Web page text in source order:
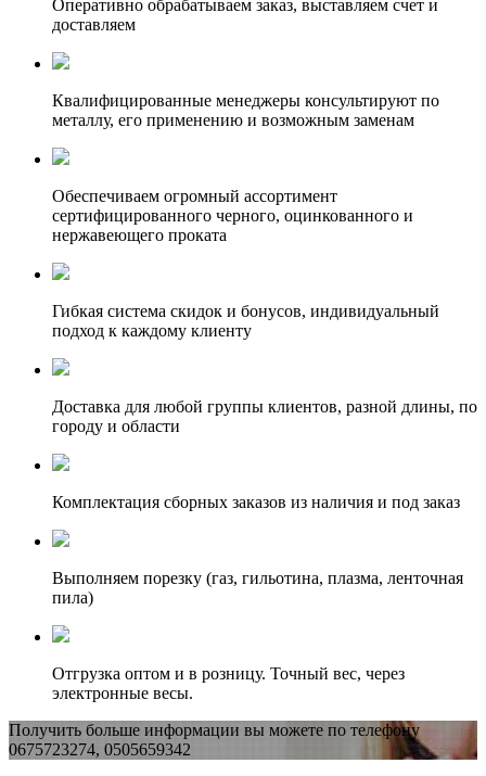
Оперативно обрабатываем заказ, выставляем счет и
доставляем
Квалифицированные менеджеры консультируют по
металлу, его применению и возможным заменам
Обеспечиваем огромный ассортимент
сертифицированного черного, оцинкованного и
нержавеющего проката
Гибкая система скидок и бонусов, индивидуальный
подход к каждому клиенту
Доставка для любой группы клиентов, разной длины, по
городу и области
Комплектация сборных заказов из наличия и под заказ
Выполняем порезку (газ, гильотина, плазма, ленточная
пила)
Отгрузка оптом и в розницу. Точный вес, через
электронные весы.
Получить больше информации вы можете по телефону
0675723274, 0505659342